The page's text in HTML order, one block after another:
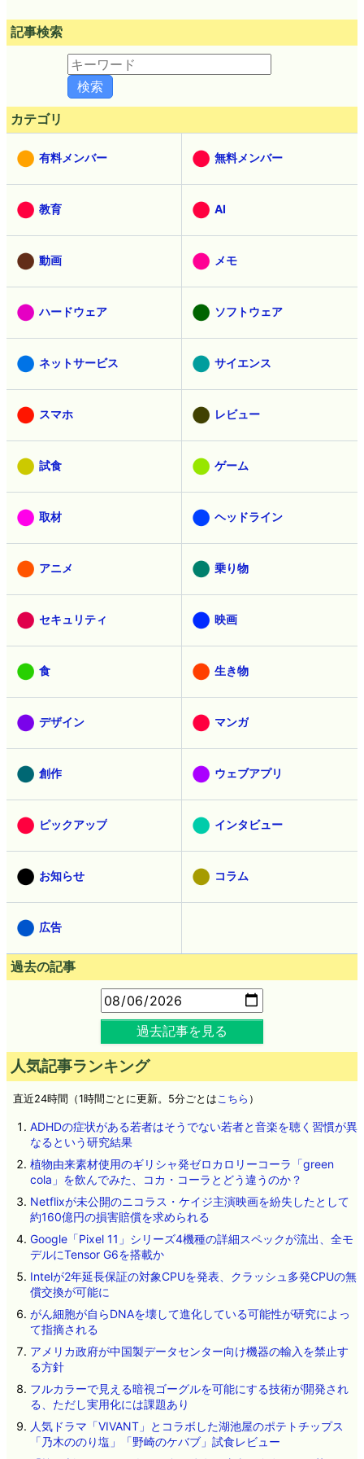
記事検索
カテゴリ
有料メンバー 無料メンバー
教育 AI
動画 メモ
ハードウェア ソフトウェア
ネットサービス サイエンス
スマホ レビュー
試食 ゲーム
取材 ヘッドライン
アニメ 乗り物
セキュリティ 映画
食 生き物
デザイン マンガ
創作 ウェブアプリ
ピックアップ インタビュー
お知らせ コラム
広告
過去の記事
過去記事を見る
人気記事ランキング
直近24時間（1時間ごとに更新。5分ごとは こちら ）
ADHDの症状がある若者はそうでない若者と音楽を聴く習慣が異
なるという研究結果
植物由来素材使用のギリシャ発ゼロカロリーコーラ「green
cola」を飲んでみた、コカ・コーラとどう違うのか？
Netflixが未公開のニコラス・ケイジ主演映画を紛失したとして
約160億円の損害賠償を求められる
Google「Pixel 11」シリーズ4機種の詳細スペックが流出、全モ
デルにTensor G6を搭載か
Intelが2年延長保証の対象CPUを発表、クラッシュ多発CPUの無
償交換が可能に
がん細胞が自らDNAを壊して進化している可能性が研究によっ
て指摘される
アメリカ政府が中国製データセンター向け機器の輸入を禁止す
る方針
フルカラーで見える暗視ゴーグルを可能にする技術が開発され
る、ただし実用化には課題あり
人気ドラマ「VIVANT」とコラボした湖池屋のポテトチップス
「乃木ののり塩」「野崎のケバブ」試食レビュー